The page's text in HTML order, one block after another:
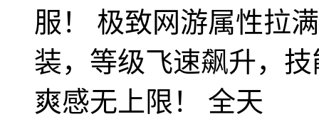
服！ 极致网游属性拉
装，等级飞速飙升，
爽感无上限！ 全天